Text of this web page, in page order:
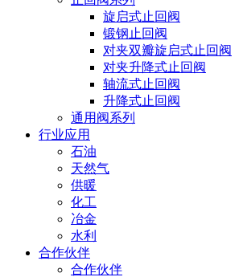
旋启式止回阀
锻钢止回阀
对夹双瓣旋启式止回阀
对夹升降式止回阀
轴流式止回阀
升降式止回阀
通用阀系列
行业应用
石油
天然气
供暖
化工
冶金
水利
合作伙伴
合作伙伴